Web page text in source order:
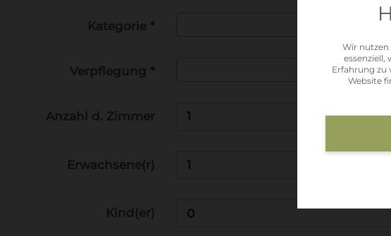
Kategorie *
Verpflegung *
Anzahl d. Zimmer
Erwachsene(r)
Kind(er)
Wir nutzen
essenziell,
Erfahrung zu
Website